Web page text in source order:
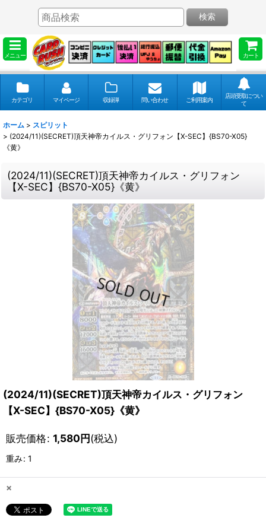
メニュー カート
検索
カテゴリ マイページ 収録弾 問い合わせ ご利用案内
店頭受取につい
て
ホーム > スピリット
> (2024/11)(SECRET)頂天神帝カイルス・グリフォン【X-SEC】{BS70-X05}
《黄》
(2024/11)(SECRET)頂天神帝カイルス・グリフォン
【X-SEC】{BS70-X05}《黄》
(2024/11)(SECRET)頂天神帝カイルス・グリフォン
【X-SEC】{BS70-X05}《黄》
販売価格: 1,580円(税込)
重み: 1
×